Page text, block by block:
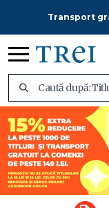
Transport